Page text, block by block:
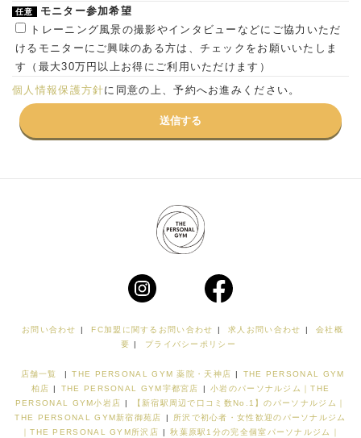
任意
モニター参加希望
トレーニング風景の撮影やインタビューなどにご協力いただ
けるモニターにご興味のある方は、チェックをお願いいたしま
す（最大30万円以上お得にご利用いただけます）
個人情報保護方針に同意の上、予約へお進みください。
お問い合わせ | FC加盟に関するお問い合わせ | 求人お問い合わせ |
会社概
要 | プライバシーポリシー
店舗一覧 | THE PERSONAL GYM 薬院・天神店 |
THE PERSONAL GYM
柏店 | THE PERSONAL GYM宇都宮店 |
小岩のパーソナルジム｜THE
PERSONAL GYM小岩店 |
【新宿駅周辺で口コミ数No.1】のパーソナルジム｜
THE PERSONAL GYM新宿御苑店
|
所沢で初心者・女性歓迎のパーソナルジム
｜THE PERSONAL GYM所沢店 |
秋葉原駅1分の完全個室パーソナルジム｜